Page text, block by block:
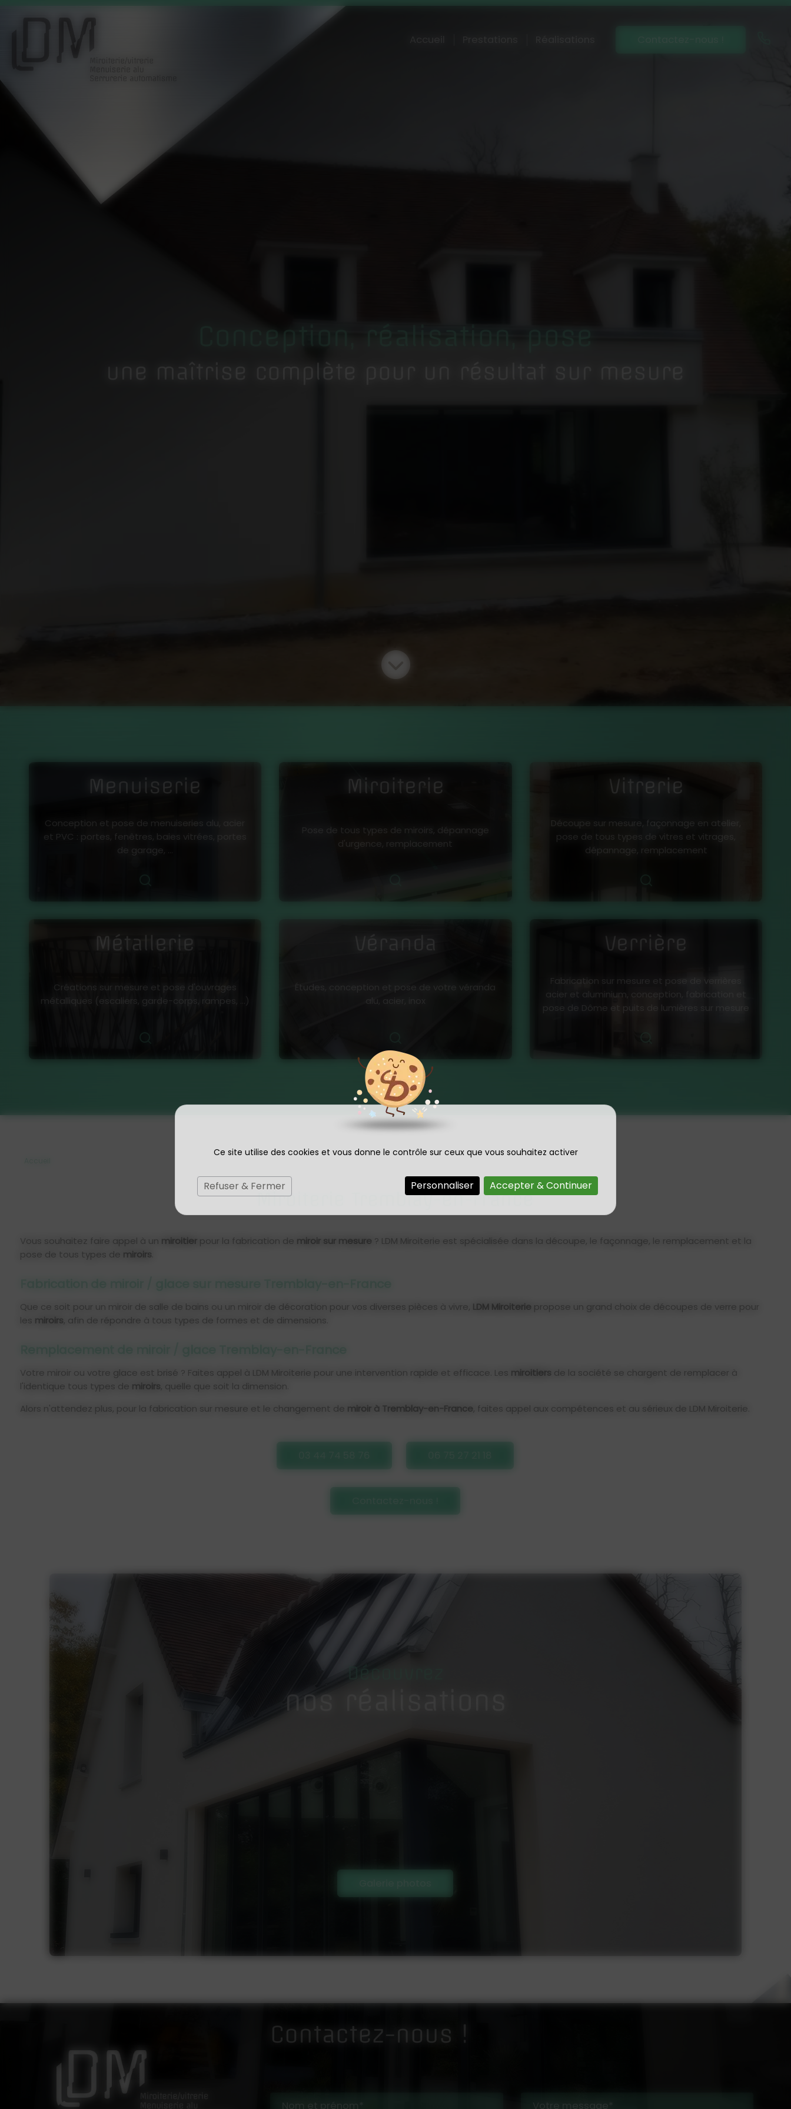
Panneau de gestion des cookies
Ce site utilise des cookies et vous donne le contrôle sur ceux que vous souhaitez activer
Accepter & Continuer
Refuser & Fermer Personnaliser
Conception, réalisation, pose
une maîtrise complète pour un résultat sur mesure
Menuiserie
Conception et pose de menuiseries alu, acier
et PVC : portes, fenêtres, baies vitrées, portes
de garage, ...
Miroiterie
Pose de tous types de miroirs, dépannage
d'urgence, remplacement
Vitrerie
Découpe sur mesure, façonnage en atelier,
pose de tous types de vitres et vitrages,
dépannage, remplacement
Métallerie
Créations sur mesure et pose d'ouvrages
métalliques (escaliers, garde-corps, rampes, ...)
Véranda
Études, conception et pose de votre véranda
Verrière
Fabrication sur mesure et pose de verrières
acier et aluminium, conception, fabrication et
pose de Dôme et puits de lumières sur mesure
Miroiterie Tremblay-en-France
Vous souhaitez faire appel à un miroitierpour la fabrication de miroir sur mesure ? LDM Miroiterie est spécialisée dans la découpe, le façonnage, le remplacement et la
pose de tous types de miroirs
Que ce soit pour un miroir de salle de bains ou un miroir de décoration pour vos diverses pièces à vivre, LDM Miroiterie propose un grand choix de découpes de verre pour
les miroirs, afin de répondre à tous types de formes et de dimensions.
Votre miroir ou votre glace est brisé ? Faites appel à LDM Miroiterie pour une intervention rapide et efficace. Les miroitiers de la société se chargent de remplacer à
l'identique tous types de miroirs, quelle que soit la dimension.
Alors n'attendez plus, pour la fabrication sur mesure et le changement de miroir à Tremblay-en-France, faites appel aux compétences et au sérieux de LDM Miroiterie.
Découvrez
nos réalisations
Contactez-nous !
Votre message*